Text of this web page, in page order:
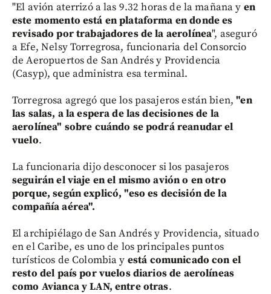
"El avión aterrizó a las 9.32 horas de la mañana y en
este momento está en plataforma en donde es
revisado por trabajadores de la aerolínea", aseguró
a Efe, Nelsy Torregrosa, funcionaria del Consorcio
de Aeropuertos de San Andrés y Providencia
(Casyp), que administra esa terminal.
Torregrosa agregó que los pasajeros están bien,"en
las salas, a la espera de las decisiones de la
aerolínea" sobre cuándo se podrá reanudar el
vuelo.
La funcionaria dijo desconocer si los pasajeros
seguirán el viaje en el mismo avión o en otro
porque, según explicó, "eso es decisión de la
compañía aérea".
El archipiélago de San Andrés y Providencia, situado
en el Caribe, es uno de los principales puntos
turísticos de Colombia y está comunicado con el
resto del país por vuelos diarios de aerolíneas
como Avianca y LAN, entre otras.